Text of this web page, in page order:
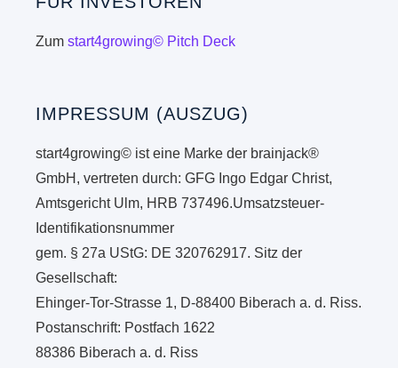
Zumstart4growing© Pitch Deck
IMPRESSUM (AUSZUG)
start4growing© ist eine Marke der brainjack®
GmbH, vertreten durch: GFG Ingo Edgar Christ,
Amtsgericht Ulm, HRB 737496.Umsatzsteuer-
Identifikationsnummer
gem. § 27a UStG: DE 320762917. Sitz der
Gesellschaft:
Ehinger-Tor-Strasse 1, D-88400 Biberach a. d. Riss.
Postanschrift: Postfach 1622
88386 Biberach a. d. Riss